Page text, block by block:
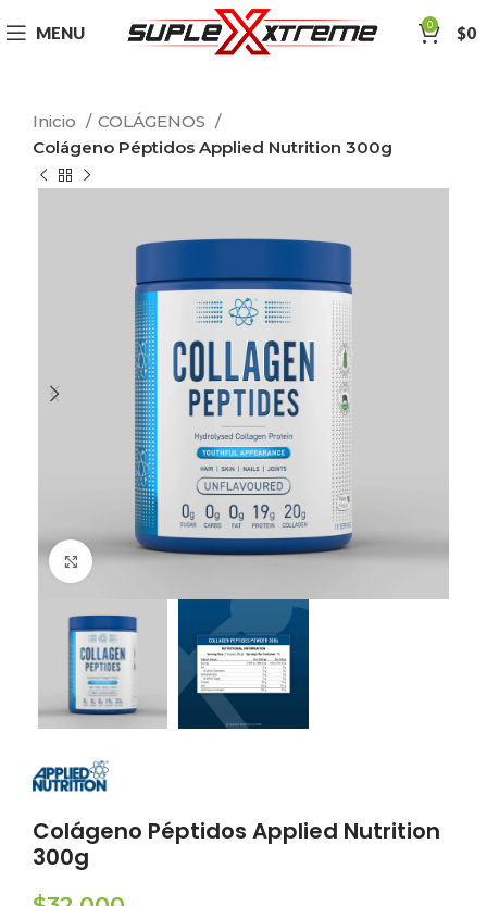
MENU 0 $0
Inicio
COLÁGENOS
Colágeno Péptidos Applied Nutrition 300g
Click to enlarge
Colágeno Péptidos Applied Nutrition
300g